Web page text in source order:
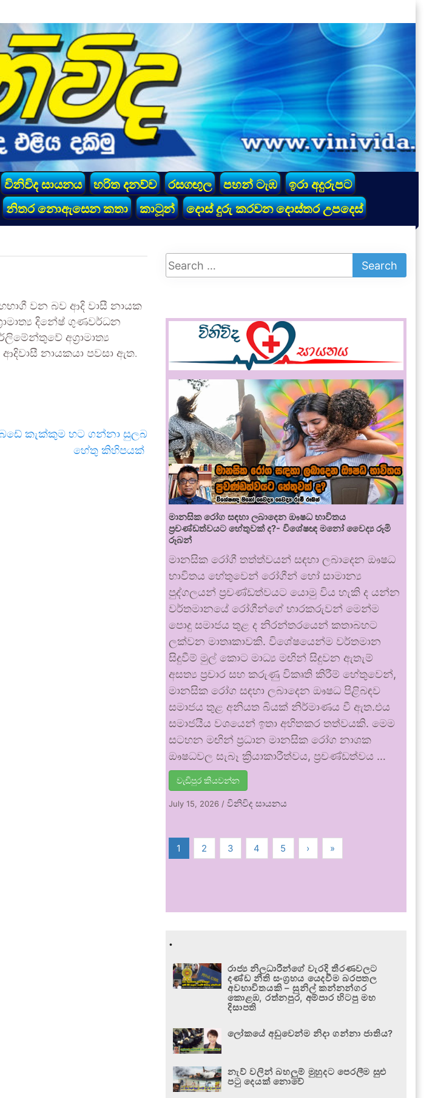
විනිවිද සායනය හරිත දනව්ව රසගඟුල පහන් ටැඹ
ඉරා අදුරුපට
නිතර නොඇසෙන කතා කාටූන් දොස් දුරු කරවන දොස්තර උපදෙස්
වන බව ආදි වාසී නායක
දිනේෂ් ගුණවර්ධන
අග‍්‍රාමාත්‍ය
නායකයා පවසා ඇත.
කැක්කුම හට ගන්නා සුලබ
හේතු කිහිපයක්
මානසික රෝග සඳහා ලබාදෙන ඖෂධ භාවිතය
ප්‍රචණ්ඩත්වයට හේතුවක් ද?- විශේෂඥ මනෝ වෛද්‍ය රූමි
රූබන්
මානසික රෝගී තත්ත්වයන් සඳහා ලබාදෙන ඖෂධ
භාවිතය හේතුවෙන් රෝගීන් හෝ සාමාන්‍ය
පුද්ගලයන් ප්‍රචණ්ඩත්වයට යොමු විය හැකි ද යන්න
වර්තමානයේ රෝගීන්ගේ භාරකරුවන් මෙන්ම
පොදු සමාජය තුළ ද නිරන්තරයෙන් කතාබහට
ලක්වන මාතෘකාවකි. විශේෂයෙන්ම වර්තමාන
සිදුවීම් මුල් කොට මාධ්‍ය මඟින් සිදුවන ඇතැම්
අසත්‍ය ප්‍රචාර සහ කරුණු විකෘති කිරීම් හේතුවෙන්,
මානසික රෝග සඳහා ලබාදෙන ඖෂධ පිළිබඳව
සමාජය තුළ අනියත බියක් නිර්මාණය වී ඇත.එය
සමාජයීය වශයෙන් ඉතා අහිතකර තත්වයකි. මෙම
සටහන මඟින් ප්‍රධාන මානසික රෝග නාශක
ඖෂධවල සැබෑ ක්‍රියාකාරීත්වය, ප්‍රචණ්ඩත්වය …
වැඩිපුර කියවන්න
July 15, 2026 /විනිවිද සායනය
1 2 3 4 5 › »
.
රාජ්‍ය නිලධාරීන්ගේ වැරදි තීරණවලට
දණ්ඩ නීති සංග්‍රහය යෙදවීම බරපතල
අවභාවිතයකි – සුනිල් කන්නන්ගර
කොළඹ, රත්නපුර, අම්පාර හිටපු මහ
දිසාපති
ලෝකයේ අඩුවෙන්ම නිදා ගන්නා ජාතිය?
නැව් වලින් බහලුම් මුහුදට පෙරලීම සුළු
පටු දෙයක් නොවේ